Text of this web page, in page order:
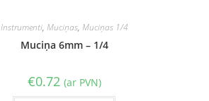
Instrumenti, Muciņas, Muciņas 1/4
Muciņa 6mm – 1/4
€0.72 (ar PVN)